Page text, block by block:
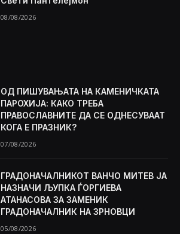
08/08/2026
ОД ПИШУВАЊАТА НА КАМЕНИЧКАТА
ПАРОХИЈА: КАКО ТРЕБА
ПРАВОСЛАВНИТЕ ДА СЕ ОДНЕСУВААТ
КОГА Е ПРАЗНИК?
07/08/2026
ГРАДОНАЧАЛНИКОТ ВАНЧО МИТЕВ ЈА
НАЗНАЧИ ЉУПКА ЃОРГИЕВА
АТАНАСОВА ЗА ЗАМЕНИК
ГРАДОНАЧАЛНИК НА ЗРНОВЦИ
05/08/2026